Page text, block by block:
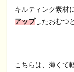
キルティング素材
アップしたおむつ
こちらは、薄くて